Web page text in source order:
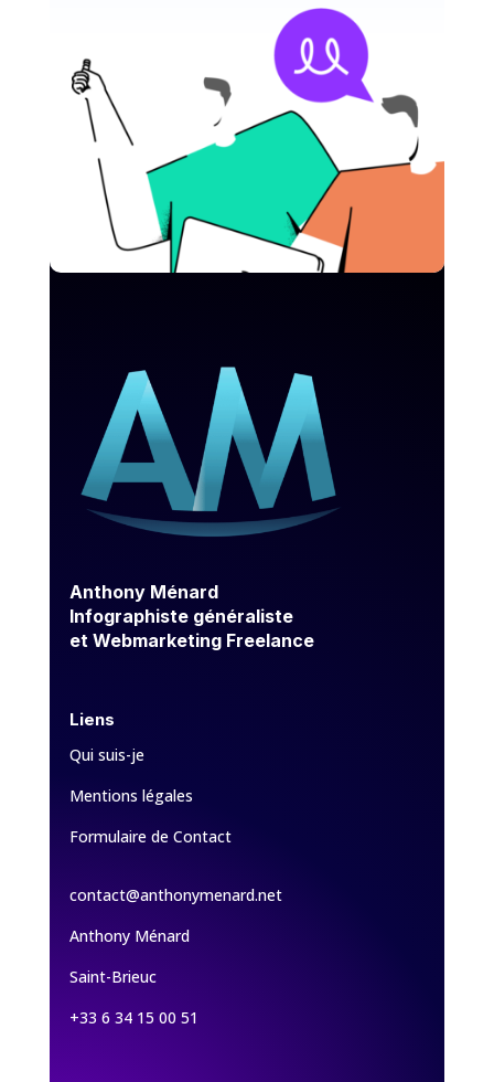
Anthony Ménard
Infographiste généraliste
et Webmarketing Freelance
Liens
Qui suis-je
Mentions légales
Formulaire de Contact
contact@anthonymenard.net
Anthony Ménard
Saint-Brieuc
+33 6 34 15 00 51